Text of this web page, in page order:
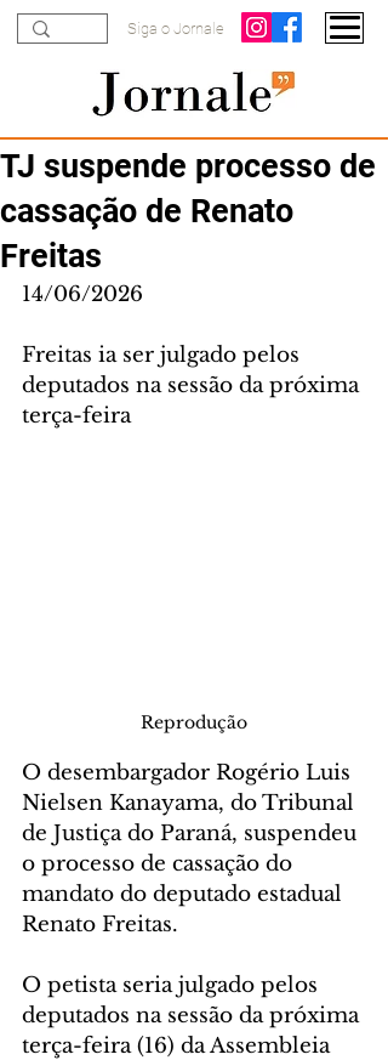
Siga o Jornale
TJ suspende processo de
cassação de Renato
Freitas
14/06/2026
Freitas ia ser julgado pelos
deputados na sessão da próxima
terça-feira
Reprodução
O desembargador Rogério Luis
Nielsen Kanayama, do Tribunal
de Justiça do Paraná, suspendeu
o processo de cassação do
mandato do deputado estadual
Renato Freitas.
O petista seria julgado pelos
deputados na sessão da próxima
terça-feira (16) da Assembleia